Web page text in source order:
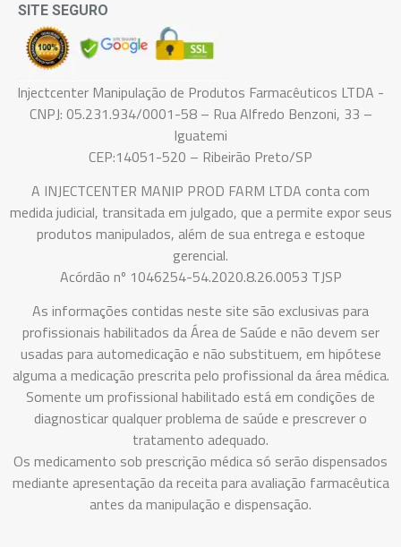
SITE SEGURO
Injectcenter Manipulação de Produtos Farmacêuticos LTDA -
CNPJ: 05.231.934/0001-58 – Rua Alfredo Benzoni, 33 –
Iguatemi
CEP:14051-520 – Ribeirão Preto/SP
A INJECTCENTER MANIP PROD FARM LTDA conta com
medida judicial, transitada em julgado, que a permite expor seus
produtos manipulados, além de sua entrega e estoque
gerencial.
Acórdão nº 1046254-54.2020.8.26.0053 TJSP
As informações contidas neste site são exclusivas para
profissionais habilitados da Área de Saúde e não devem ser
usadas para automedicação e não substituem, em hipótese
alguma a medicação prescrita pelo profissional da área médica.
Somente um profissional habilitado está em condições de
diagnosticar qualquer problema de saúde e prescrever o
tratamento adequado.
Os medicamento sob prescrição médica só serão dispensados
mediante apresentação da receita para avaliação farmacêutica
antes da manipulação e dispensação.